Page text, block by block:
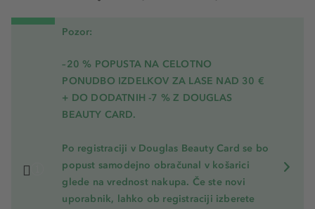
Pozor:
–20 % POPUSTA NA CELOTNO
PONUDBO IZDELKOV ZA LASE NAD 30 €
+ DO DODATNIH -7 % Z DOUGLAS
BEAUTY CARD.
Po registraciji v Douglas Beauty Card se bo
popust samodejno obračunal v košarici
glede na vrednost nakupa. Če ste novi
uporabnik, lahko ob registraciji izberete